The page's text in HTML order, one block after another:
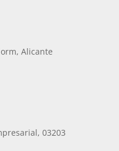
Alicante
03203